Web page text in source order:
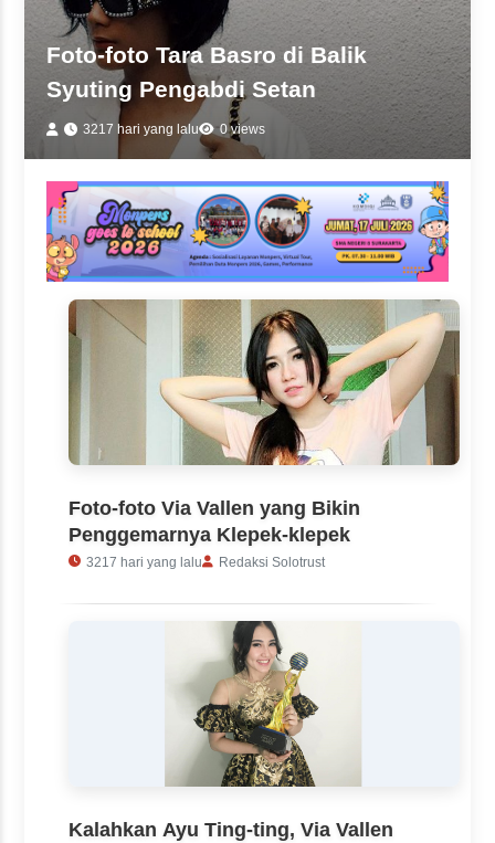
Foto-foto Tara Basro di Balik
Syuting Pengabdi Setan
3217 hari yang lalu 0 views
Foto-foto Via Vallen yang Bikin
Penggemarnya Klepek-klepek
3217 hari yang lalu Redaksi Solotrust
Kalahkan Ayu Ting-ting, Via Vallen